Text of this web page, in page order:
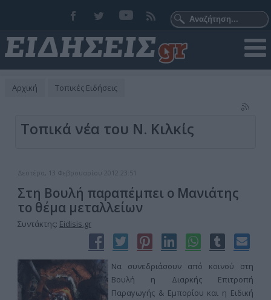
Αρχική Τοπικές Ειδήσεις
Τοπικά νέα του Ν. Κιλκίς
Δευτέρα, 13 Φεβρουαρίου 2012 23:51
Στη Βουλή παραπέμπει ο Μανιάτης
το θέμα μεταλλείων
Συντάκτης: Eidisis.gr
Να συνεδριάσουν από κοινού στη
Βουλή η Διαρκής Επιτροπή
Παραγωγής & Εμπορίου και η Ειδική